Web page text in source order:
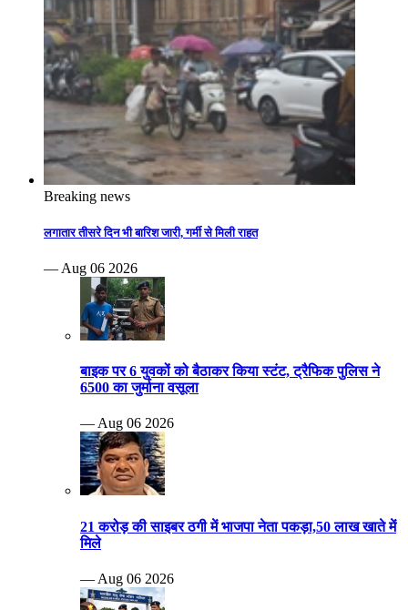
Breaking news
लगातार तीसरे दिन भी बारिश जारी, गर्मी से मिली राहत
— Aug 06 2026
बाइक पर 6 युवकों को बैठाकर किया स्टंट, ट्रैफिक पुलिस ने
6500 का जुर्माना वसूला
— Aug 06 2026
21 करोड़ की साइबर ठगी में भाजपा नेता पकड़ा,50 लाख खाते में
मिले
— Aug 06 2026